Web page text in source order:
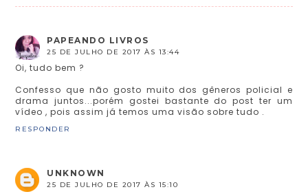
PAPEANDO LIVROS
25 DE JULHO DE 2017 ÀS 13:44
Oi, tudo bem ?
Confesso que não gosto muito dos gêneros policial e
drama juntos...porém gostei bastante do post ter um
vídeo , pois assim já temos uma visão sobre tudo .
RESPONDER
UNKNOWN
25 DE JULHO DE 2017 ÀS 15:10